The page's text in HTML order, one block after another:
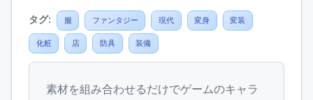
タグ: 服 ファンタジー 現代 変身 変装
化粧 店 防具 装備
素材を組み合わせるだけでゲームのキャラ